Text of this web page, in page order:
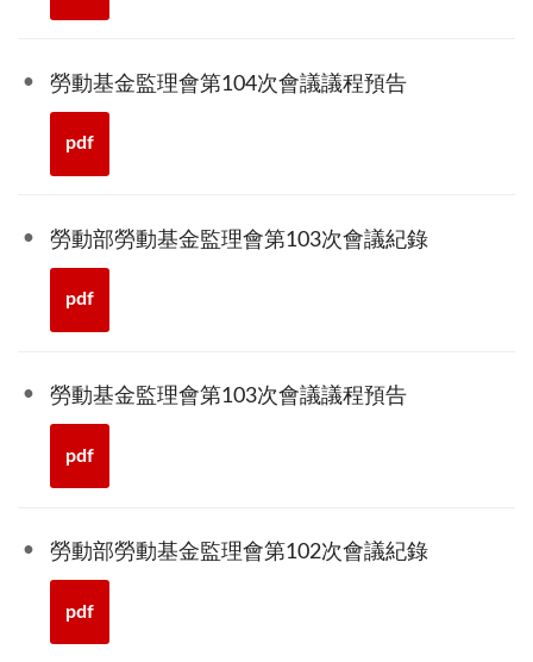
勞動基金監理會第104次會議議程預告
pdf
勞動部勞動基金監理會第103次會議紀錄
pdf
勞動基金監理會第103次會議議程預告
pdf
勞動部勞動基金監理會第102次會議紀錄
pdf